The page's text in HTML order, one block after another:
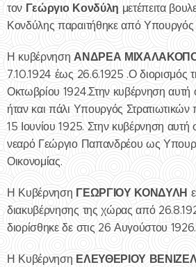
τον Γεώργιο Κονδύλη μετέπειτα
Κονδύλης παραιτήθηκε από Υπουργός
Η κυβέρνησηΑΝΔΡΕΑ
7.10.1924 έως 26.6.1925 .Ο διορισμός
Οκτωβρίου 1924.Στην κυβέρνηση
ήταν και πάλι Υπουργός Στρατιωτικών
15 Ιουνίου 1925. Στην κυβέρνηση αυτή
νεαρό Γεώργιο Παπανδρέου ως
Οικονομίας.
Η Κυβέρνηση ΓΕΩΡΓΙΟΥ ΚΟΝΔΥΛΗ
διακυβέρνησης της χώρας από
διορίσθηκε δε στις 26 Αυγούστου 1926.
Η Κυβέρνηση ΕΛΕΥΘΕΡΙΟΥ